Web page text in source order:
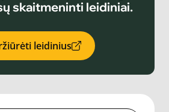
skaitmeninti leidiniai.
leidinius